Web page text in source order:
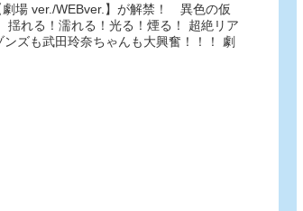
場 ver./WEBver.】が解禁！ 異色の仮
揺れる！濡れる！光る！煙る！ 超絶リア
ズも武田玲奈ちゃんも大興奮！！！ 劇